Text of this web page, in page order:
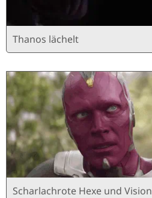
Thanos lächelt
Scharlachrote Hexe und Vision